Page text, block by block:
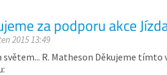
za podporu akce
2015 13:49
světem... R. Matheson Děkujeme tímto